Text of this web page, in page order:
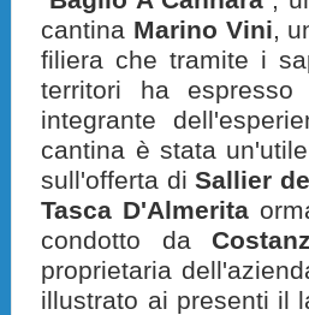
cantina Marino Vini,
filiera che tramite i
territori ha espresso
integrante
cantina è stata
sull'offerta diSallier
Tasca D'Almerita
condotto da
proprietaria
illustrato ai presenti il